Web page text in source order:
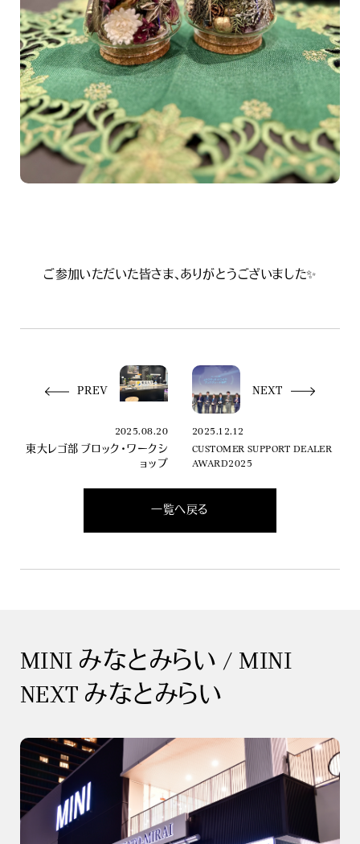
ご参加いただいた皆さま、ありがとうございました✨
PREV
2025.08.20
東大レゴ部 ブロック・ワークシ
ョップ
NEXT
2025.12.12
CUSTOMER SUPPORT DEALER
AWARD2025
一覧へ戻る
MINI みなとみらい / MINI
NEXT みなとみらい